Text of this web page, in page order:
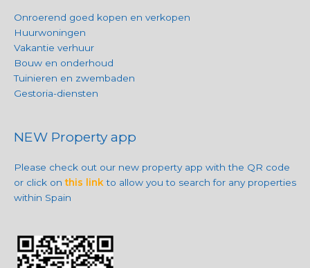
Onroerend goed kopen en verkopen
Huurwoningen
Vakantie verhuur
Bouw en onderhoud
Tuinieren en zwembaden
Gestoria-diensten
NEW Property app
Please check out our new property app with the QR code
or click onthis linkto allow you to search for any properties
within Spain